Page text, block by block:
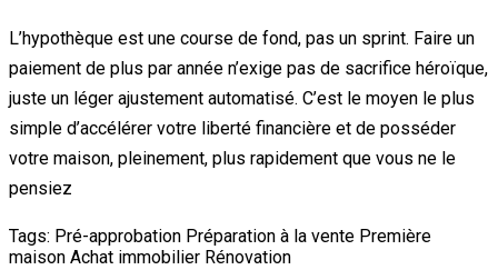
L’hypothèque est une course de fond, pas un sprint. Faire un
paiement de plus par année n’exige pas de sacrifice héroïque,
juste un léger ajustement automatisé. C’est le moyen le plus
simple d’accélérer votre liberté financière et de posséder
votre maison, pleinement, plus rapidement que vous ne le
pensiez
Tags: Pré-approbation Préparation à la vente Première
maison Achat immobilier Rénovation